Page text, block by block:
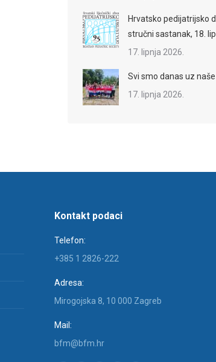
Hrvatsko pedijatrijsko
stručni sastanak, 18.
17. lipnja 2026.
Svi smo danas uz
17. lipnja 2026.
Kontakt podaci
Telefon:
+385 1 2826-222
Adresa:
Mirogojska 8, 10 000 Zagreb
Mail:
bfm@bfm.hr